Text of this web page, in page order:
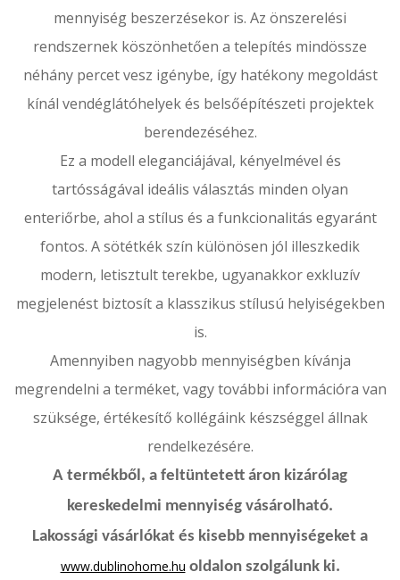
mennyiség beszerzésekor is. Az önszerelési
rendszernek köszönhetően a telepítés mindössze
néhány percet vesz igénybe, így hatékony megoldást
kínál vendéglátóhelyek és belsőépítészeti projektek
berendezéséhez.
Ez a modell eleganciájával, kényelmével és
tartósságával ideális választás minden olyan
enteriőrbe, ahol a stílus és a funkcionalitás egyaránt
fontos. A sötétkék szín különösen jól illeszkedik
modern, letisztult terekbe, ugyanakkor exkluzív
megjelenést biztosít a klasszikus stílusú helyiségekben
is.
Amennyiben nagyobb mennyiségben kívánja
megrendelni a terméket, vagy további információra van
szüksége, értékesítő kollégáink készséggel állnak
rendelkezésére.
A termékből, a feltüntetett áron kizárólag
kereskedelmi mennyiség vásárolható.
Lakossági vásárlókat és kisebb mennyiségeket a
www.dublinohome.hu oldalon szolgálunk ki.